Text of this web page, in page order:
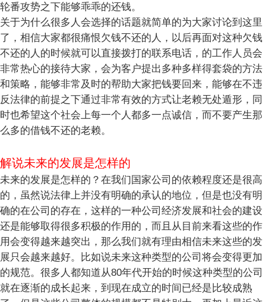
轮番攻势之下能够乖乖的还钱。
关于为什么很多人会选择的话题就简单的为大家讨论到这里
了，相信大家都很痛恨欠钱不还的人，以后再面对这种欠钱
不还的人的时候就可以直接拨打的联系电话，的工作人员会
非常热心的接待大家，会为客户提出多种多样得套袋的方法
和策略，能够非常及时的帮助大家把钱要回来，能够在不违
反法律的前提之下通过非常有效的方式让老赖无处遁形，同
时也希望这个社会上每一个人都多一点诚信，而不要产生那
么多的借钱不还的老赖。
解说未来的发展是怎样的
未来的发展是怎样的？在我们国家公司的依赖程度还是很高
的，虽然说法律上并没有明确的承认的地位，但是也没有明
确的在公司的存在，这样的一种公司经济发展和社会的建设
还是能够取得很多积极的作用的，而且从目前来看这些的作
用会变得越来越突出，那么我们就有理由相信未来这些的发
展只会越来越好。比如说未来这种类型的公司将会变得更加
的规范。很多人都知道从80年代开始的时候这种类型的公司
就在逐渐的成长起来，到现在成立的时间已经是比较成熟